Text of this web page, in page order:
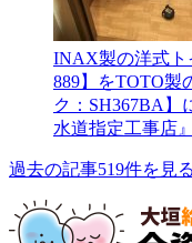
INAX製の洋式ト
889】をTOTO製
ク：SH367BA】
水道指定工事店
過去の記事519件を見る